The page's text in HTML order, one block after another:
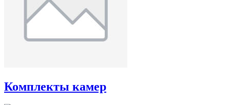
Комплекты камер